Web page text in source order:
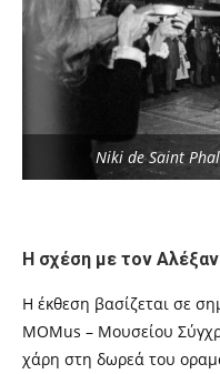
Niki de Saint
Η σχέση με τον
Η έκθεση βασίζεται σε
MOMus – Μουσείου
χάρη στη δωρεά του